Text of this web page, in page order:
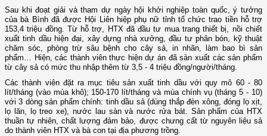
Sau khi đoạt giải và tham dự ngày hội khởi nghiệp toàn quốc, ý tưởng
của bà Bình đã được Hội Liên hiệp phụ nữ tỉnh tổ chức trao tiền hỗ trợ
153,4 triệu đồng. Từ hỗ trợ, HTX đã đầu tư mua trang thiết bị, nồi chiết
xuất tinh dầu hiện đại, xây dựng nhà xưởng, đầu tư phân bón, kỹ thuật
chăm sóc, phòng trừ sâu bệnh cho cây sả, in nhãn, làm bao bì sản
phẩm… Hiện, các thành viên thực hiện dự án đã sản xuất các sản phẩm
từ cây sả có mức thu nhập thêm từ 3,5 - 4 triệu đồng/người/tháng.
Các thành viên đặt ra mục tiêu sản xuất tinh dầu với quy mô 60 - 80
lít/tháng (vào mùa khô); 150-170 lít/tháng và mùa chính vụ (tháng 5 - 10)
với 3 dòng sản phẩm chính: tinh dầu sả (dùng thắp đèn xông, đóng lọ xịt,
lọ lăn, lọ treo xe), nước lau sàn và nước rửa bát. Sản phẩm của HTX
thuần tự nhiên, chất lượng đảm bảo, được chưng cất từ nguyên liệu sả
do thành viên HTX và bà con tại địa phương trồng.